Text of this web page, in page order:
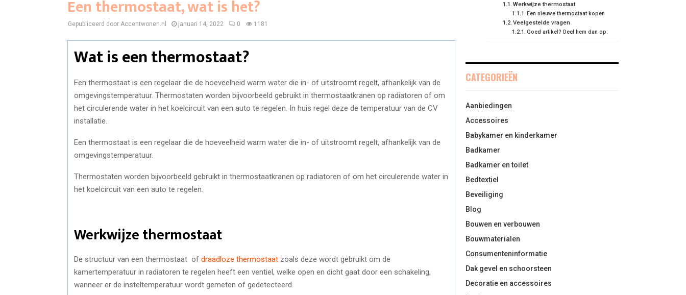
Een thermostaat, wat is het?
Gepubliceerd door Accentwonen.nl januari 14, 2022 0 1181
Wat is een thermostaat?
Een thermostaat is een regelaar die de hoeveelheid warm water die in- of uitstroomt regelt, afhankelijk van de
omgevingstemperatuur. Thermostaten worden bijvoorbeeld gebruikt in thermostaatkranen op radiatoren of om
het circulerende water in het koelcircuit van een auto te regelen. In huis regel deze de temperatuur van de CV
installatie.
Een thermostaat is een regelaar die de hoeveelheid warm water die in- of uitstroomt regelt, afhankelijk van de
omgevingstemperatuur.
Thermostaten worden bijvoorbeeld gebruikt in thermostaatkranen op radiatoren of om het circulerende water in
het koelcircuit van een auto te regelen.
Werkwijze thermostaat
De structuur van een thermostaat of draadloze thermostaat zoals deze wordt gebruikt om de
kamertemperatuur in radiatoren te regelen heeft een ventiel, welke open en dicht gaat door een schakeling,
wanneer er de insteltemperatuur wordt gemeten of gedetecteerd.
Werkwijze thermostaat
Een nieuwe thermostaat kopen
Veelgestelde vragen
Goed artikel? Deel hem dan op:
CATEGORIEËN
Aanbiedingen
Accessoires
Babykamer en kinderkamer
Badkamer
Badkamer en toilet
Bedtextiel
Beveiliging
Blog
Bouwen en verbouwen
Bouwmaterialen
Consumenteninformatie
Dak gevel en schoorsteen
Decoratie en accessoires